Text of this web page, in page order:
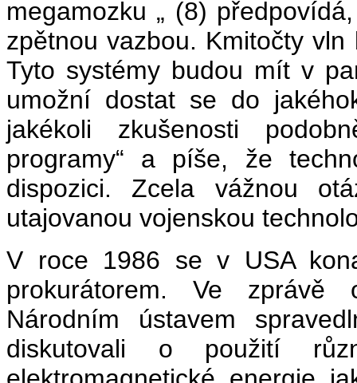
megamozku „ (8)
zpětnou vazbou. Kmitočty
Tyto systémy budou mít v
umožní dostat se do
jakékoli zkušenosti
programy“ a píše, že
dispozici. Zcela vážnou
utajovanou vojenskou
V roce 1986 se v USA
prokurátorem. Ve zprávě
Národním ústavem
diskutovali o použití